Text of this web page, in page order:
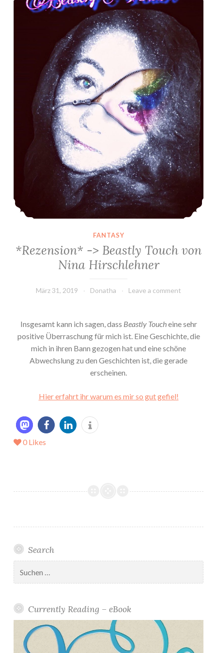
FANTASY
*Rezension* -> Beastly Touch von
Nina Hirschlehner
März 31, 2019 Donatha Leave a comment
Insgesamt kann ich sagen, dass Beastly Toucheine sehr
positive Überraschung für mich ist. Eine Geschichte, die
mich in ihren Bann gezogen hat und eine schöne
Abwechslung zu den Geschichten ist, die gerade
erscheinen.
Hier erfahrt ihr warum es mir so gut gefiel!
0 Likes
Search
nach:
Currently Reading – eBook